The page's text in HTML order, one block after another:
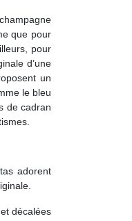
que pour
pour
d’une
un
le bleu
de cadran
adorent
décalées